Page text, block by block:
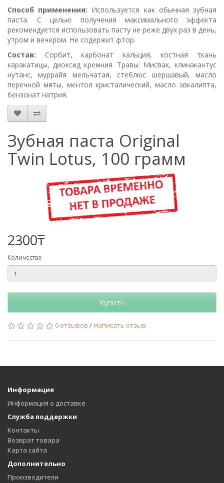
Способ применения: Используется как обычная зубная
паста. С целью получения максимального эффекта
рекомендуется использовать пасту не реже двух раз в день,
утром и вечером. Не содержит фтор.
Состав: Сорбит, карбонат кальция, костная ткань
каракатицы, диоксид кремния. Травы: Мисвак, клинaкантус
нутанс, муррайя мельчатая, стеблюс шершавый, масло
перечной мяты, ментол кристалический, масло эвкалипта,
бензонат натрия.
Зубная паста Original
Twin Lotus, 100 грамм
2300₸
Количество
Купить
0 отзывов / Написать отзыв
Информация
Информация о доставке
Служба поддержки
Контакты
Возврат товара
Карта сайта
Дополнительно
Производители